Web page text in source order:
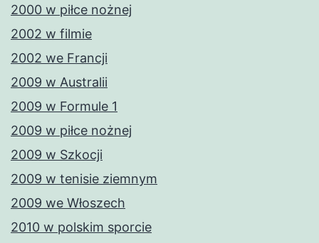
2000 w piłce nożnej
2002 w filmie
2002 we Francji
2009 w Australii
2009 w Formule 1
2009 w piłce nożnej
2009 w Szkocji
2009 w tenisie ziemnym
2009 we Włoszech
2010 w polskim sporcie